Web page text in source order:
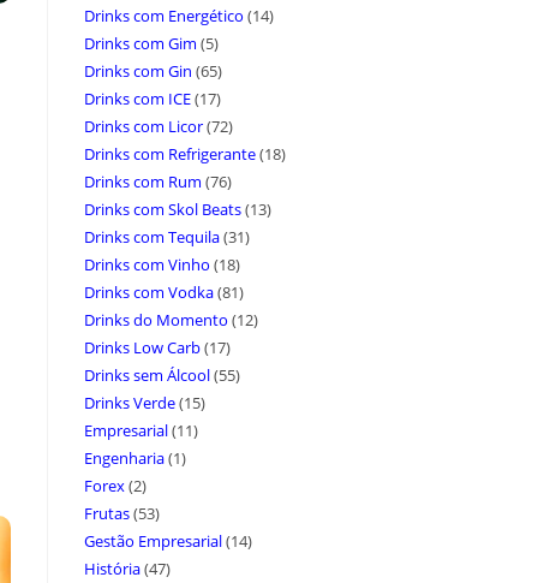
Drinks com Energético (14)
Drinks com Gim (5)
Drinks com Gin (65)
Drinks com ICE(17)
Drinks com Licor(72)
Drinks com Refrigerante(18)
Drinks com Rum (76)
Drinks com Skol Beats(13)
Drinks com Tequila(31)
Drinks com Vinho (18)
Drinks com Vodka(81)
Drinks do Momento (12)
Drinks Low Carb(17)
Drinks sem Álcool(55)
Drinks Verde(15)
Empresarial(11)
Engenharia(1)
Forex(2)
Frutas(53)
Gestão Empresarial(14)
História(47)